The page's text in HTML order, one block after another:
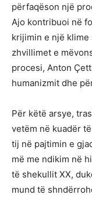
përfaqëson një
Ajo kontribuoi në
krijimin e një
zhvillimet e
procesi, Anton
humanizmit dhe
Për këtë arsye,
vetëm në kuadër
tij në pajtimin e
më me ndikim në
të shekullit XX,
mund të